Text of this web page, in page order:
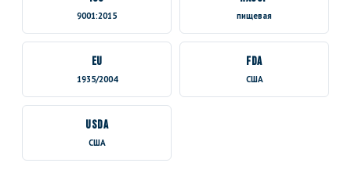
9001:2015 пищевая
EU
1935/2004
FDA
США
USDA
США